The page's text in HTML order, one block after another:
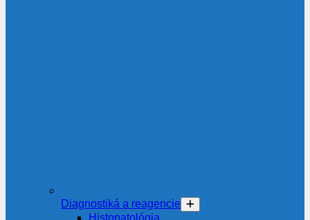
Diagnostiká a reagencie
Histopatológia